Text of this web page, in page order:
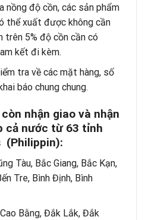
nồng độ cồn, các sản phẩm
thể xuất được không cần
trên 5% độ cồn cần có
kết đi kèm.
tra về các mặt hàng, số
báo chung chung.
nhận giao và nhận
cả nước từ 63 tỉnh
(Philippin):
Tàu, Bắc Giang, Bắc Kạn,
Tre, Bình Định, Bình
Bằng, Đắk Lắk, Đắk